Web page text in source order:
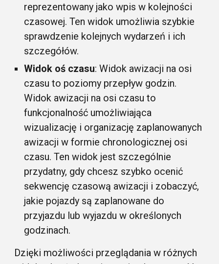
reprezentowany jako wpis w kolejności
czasowej. Ten widok umożliwia szybkie
sprawdzenie kolejnych wydarzeń i ich
szczegółów.
Widok oś czasu: Widok awizacji na osi
czasu to poziomy przepływ godzin.
Widok awizacji na osi czasu to
funkcjonalność umożliwiająca
wizualizację i organizację zaplanowanych
awizacji w formie chronologicznej osi
czasu. Ten widok jest szczególnie
przydatny, gdy chcesz szybko ocenić
sekwencję czasową awizacji i zobaczyć,
jakie pojazdy są zaplanowane do
przyjazdu lub wyjazdu w określonych
godzinach.
Dzięki możliwości przeglądania w różnych